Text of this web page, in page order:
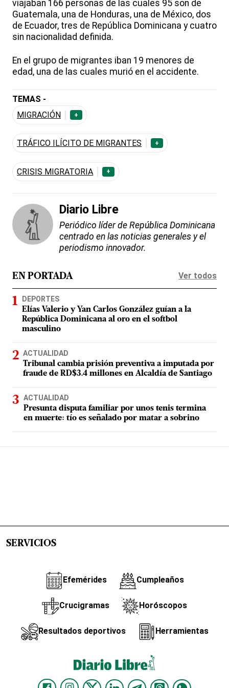
viajaban 166 personas de las cuales 95 son de
Guatemala, una de Honduras, una de México, dos
de Ecuador, tres de República Dominicana y cuatro
sin nacionalidad definida.
En el grupo de migrantes iban 19 menores de
edad, una de las cuales murió en el accidente.
TEMAS -
MIGRACIÓN
+
TRÁFICO ILÍCITO DE MIGRANTES +
CRISIS MIGRATORIA +
Diario Libre
Periódico líder de República Dominicana
centrado en las noticias generales y el
periodismo innovador.
EN PORTADA Ver todos
DEPORTES
Elías Valerio y Yan Carlos González guían a la
República Dominicana al oro en el softbol
masculino
ACTUALIDAD
Tribunal cambia prisión preventiva a imputada por
fraude de RD$3.4 millones en Alcaldía de Santiago
ACTUALIDAD
Presunta disputa familiar por unos tenis termina
en muerte: tío es señalado por matar a sobrino
SERVICIOS
Efemérides Cumpleaños
Crucigramas Horóscopos
Resultados deportivos Herramientas